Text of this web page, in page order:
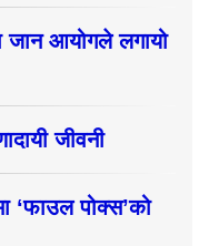
जान आयोगले लगायो
जीवनी
‘फाउल पोक्स’को